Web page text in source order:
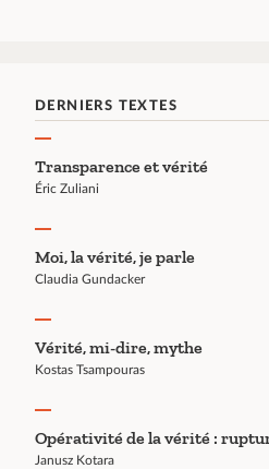
DERNIERS TEXTES
Transparence et vérité
Éric Zuliani
Moi, la vérité, je parle
Claudia Gundacker
Vérité, mi-dire, mythe
Kostas Tsampouras
Opérativité de la vérité :
Janusz Kotara